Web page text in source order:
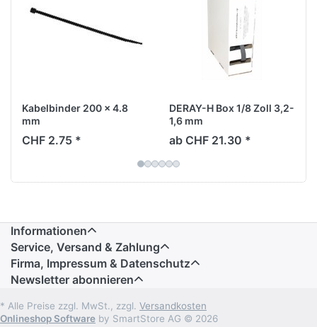
Kabelbinder 200 x 4.8
mm
CHF 2.75 *
DERAY-H Box 1/8 Zoll 3,2-
1,6 mm
ab CHF 21.30 *
Informationen
Service, Versand & Zahlung
Firma, Impressum & Datenschutz
Newsletter abonnieren
* Alle Preise zzgl. MwSt., zzgl. Versandkosten
Onlineshop Software by SmartStore AG © 2026